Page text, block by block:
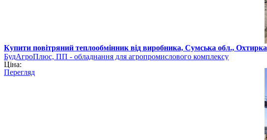
Купити повітряний теплообмінник від виробника, Сумська обл., Охтирка
БудАгроПлюс, ПП - обладнання для агропромислового комплексу
Ціна:
Перегляд